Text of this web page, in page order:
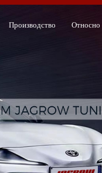
Производство Относно